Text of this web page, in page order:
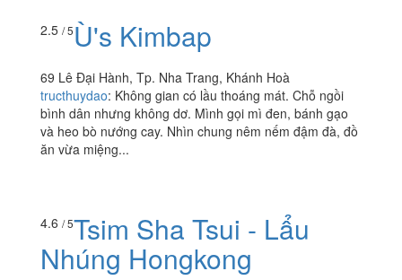
2.5 / 5Ù's Kimbap
69 Lê Đại Hành, Tp. Nha Trang, Khánh Hoà
tructhuydao: Không gian có lầu thoáng mát. Chỗ ngồi
bình dân nhưng không dơ. Mình gọi mì đen, bánh gạo
và heo bò nướng cay. Nhìn chung nêm nếm đậm đà, đồ
ăn vừa miệng...
4.6 / 5Tsim Sha Tsui - Lẩu
Nhúng Hongkong